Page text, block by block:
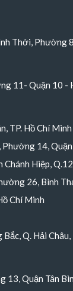
Thới, Phường
11- Quận 10 -
TP. Hồ Chí Minh
14, Quận
Chánh Hiệp,
26, Bình
Chí Minh
Q. Hải
13, Quận Tân